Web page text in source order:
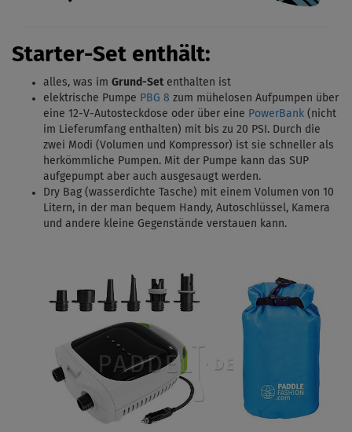
Starter-Set enthält:
alles, was im Grund-Set enthalten ist
elektrische Pumpe PBG 8 zum mühelosen Aufpumpen über
eine 12-V-Autosteckdose oder über eine PowerBank (nicht
im Lieferumfang enthalten) mit bis zu 20 PSI. Durch die
zwei Modi (Volumen und Kompressor) ist sie schneller als
herkömmliche Pumpen. Mit der Pumpe kann das SUP
aufgepumpt aber auch ausgesaugt werden.
Dry Bag (wasserdichte Tasche) mit einem Volumen von 10
Litern, in der man bequem Handy, Autoschlüssel, Kamera
und andere kleine Gegenstände verstauen kann.